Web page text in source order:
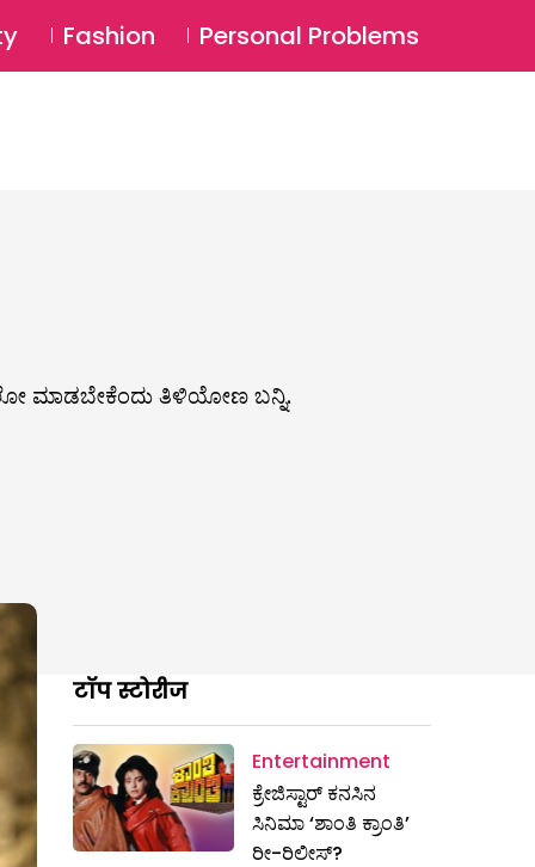
Login ⚲
Fashion Personal Problems
ಮಾಡಬೇಕೆಂದು ತಿಳಿಯೋಣ ಬನ್ನಿ.
टॉप स्टोरीज
Entertainment
ಕ್ರೇಜಿಸ್ಟಾರ್ ಕನಸಿನ
ಸಿನಿಮಾ ‘ಶಾಂತಿ ಕ್ರಾಂತಿ’
ರೀ-ರಿಲೀಸ್?